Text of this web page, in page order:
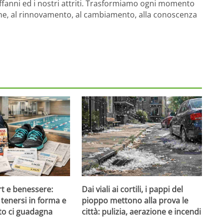
ed i nostri attriti. Trasformiamo ogni momento
al rinnovamento, al cambiamento, alla conoscenza
e benessere:
in forma e
ci guadagna
Dai viali ai cortili, i pappi del
pioppo mettono alla prova le
città: pulizia, aerazione e incendi